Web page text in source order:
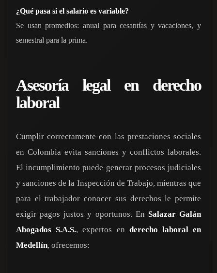
¿Qué pasa si el salario es variable?
Se usan promedios: anual para cesantías y vacaciones, y
semestral para la prima.
Asesoría legal en derecho
laboral
Cumplir correctamente con las prestaciones sociales
en Colombia evita sanciones y conflictos laborales.
El incumplimiento puede generar procesos judiciales
y sanciones de la Inspección de Trabajo, mientras que
para el trabajador conocer sus derechos le permite
exigir pagos justos y oportunos. En Salazar Galán
Abogados S.A.S., expertos en derecho laboral en
Medellín, ofrecemos: